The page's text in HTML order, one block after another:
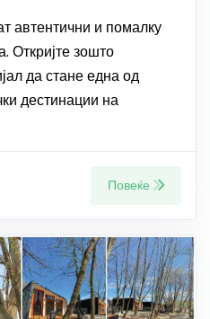
автентични и помалку
Откријте зошто
да стане една од
дестинации на
Повеќе